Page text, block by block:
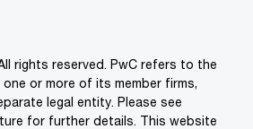
rights reserved. PwC refers to the
or more of its member firms,
legal entity. Please see
for further details. This website